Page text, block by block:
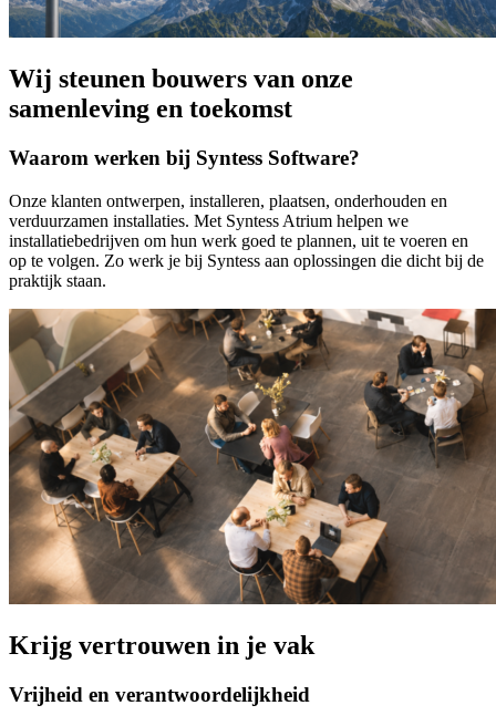
Wij steunen bouwers van onze
samenleving en toekomst
Waarom werken bij Syntess Software?
Onze klanten ontwerpen, installeren, plaatsen, onderhouden en
verduurzamen installaties. Met Syntess Atrium helpen we
installatiebedrijven om hun werk goed te plannen, uit te voeren en
op te volgen. Zo werk je bij Syntess aan oplossingen die dicht bij de
praktijk staan.
Krijg vertrouwen in je vak
Vrijheid en verantwoordelijkheid